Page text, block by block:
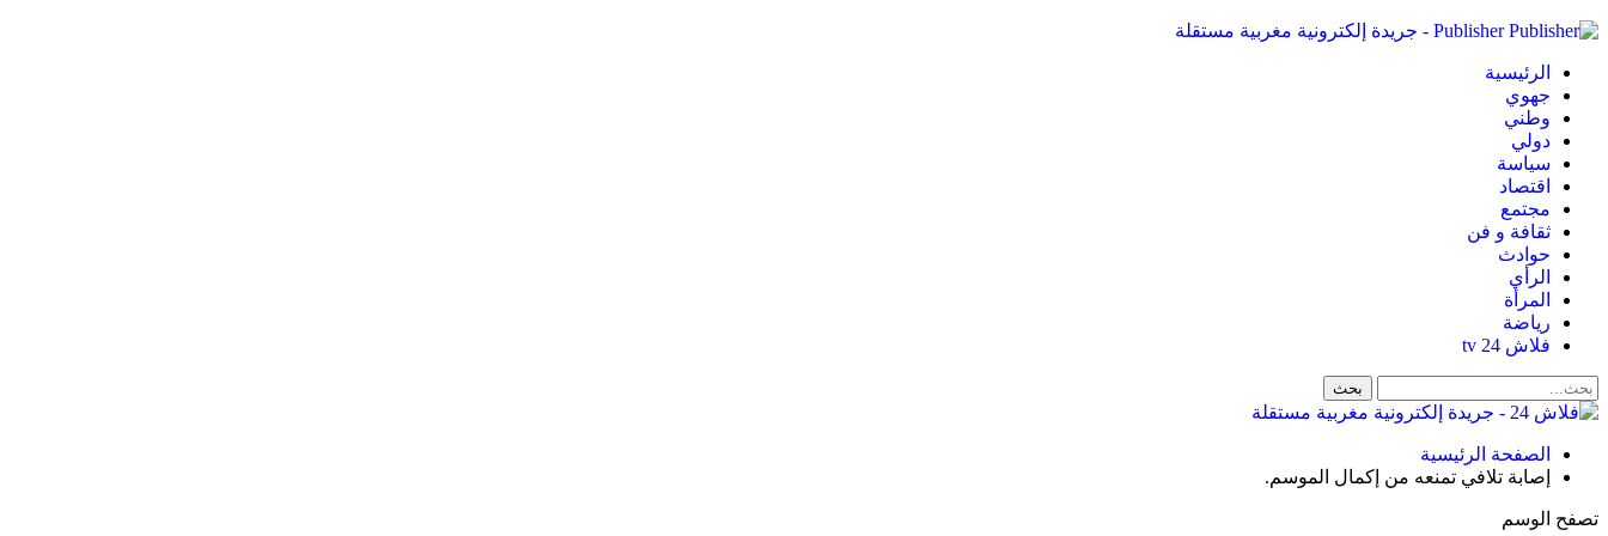
Publisher - جريدة إلكترونية مغربية مستقلة
الرئيسية
جهوي
وطني
دولي
سياسة
اقتصاد
مجتمع
ثقافة و فن
حوادث
الرأي
المرأة
رياضة
فلاش 24 tv
الصفحة الرئيسية
إصابة تلافي تمنعه من إكمال الموسم.
تصفح الوسم